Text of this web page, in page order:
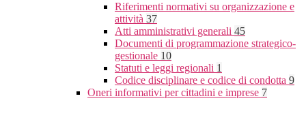
Riferimenti normativi su organizzazione e
attività 37
Atti amministrativi generali 45
Documenti di programmazione strategico-
gestionale 10
Statuti e leggi regionali 1
Codice disciplinare e codice di condotta 9
Oneri informativi per cittadini e imprese 7